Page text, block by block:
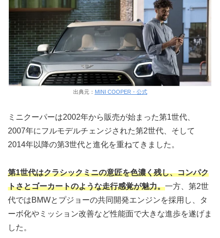
出典元： MINI COOPER・公式
ミニクーパーは2002年から販売が始まった第1世代、
2007年にフルモデルチェンジされた第2世代、そして
2014年以降の第3世代と進化を重ねてきました。
第1世代はクラシックミニの意匠を色濃く残し、コンパク
トさとゴーカートのような走行感覚が魅力。一方、第2世
代ではBMWとプジョーの共同開発エンジンを採用し、タ
ーボ化やミッション改善など性能面で大きな進歩を遂げま
した。